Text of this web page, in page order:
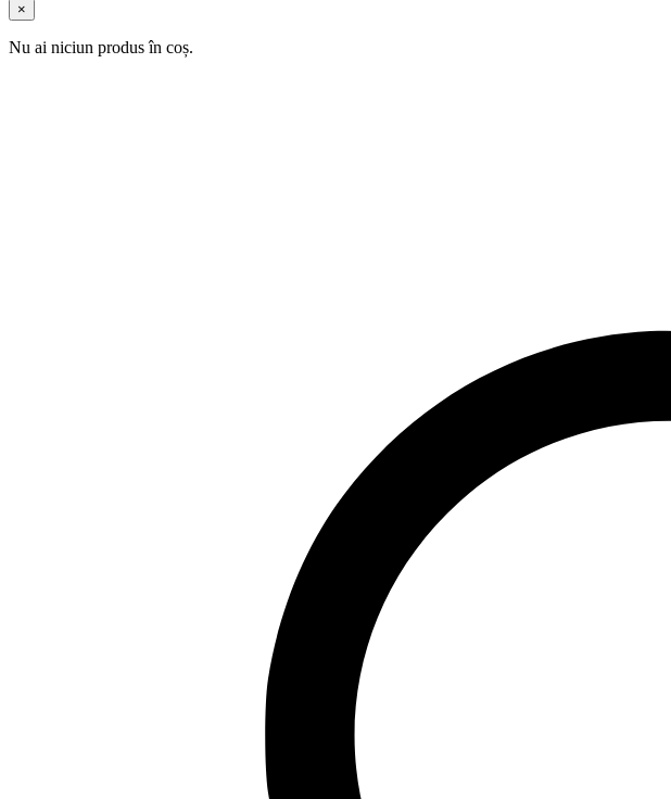
×
Nu ai niciun produs în coș.